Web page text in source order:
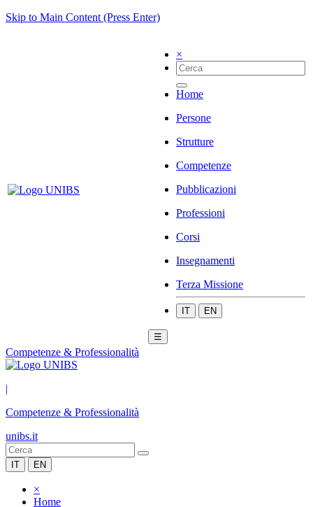
Skip to Main Content (Press Enter)
×
Home
Persone
Strutture
Competenze
Pubblicazioni
Professioni
Corsi
Insegnamenti
Terza Missione
IT EN
☰
Competenze & Professionalità
|
Competenze & Professionalità
unibs.it
IT EN
×
Home